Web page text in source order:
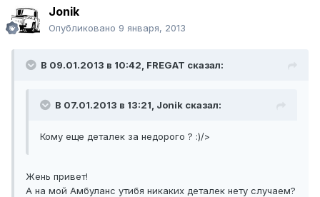
Jonik
Опубликовано 9 января, 2013
В 09.01.2013 в 10:42, FREGAT сказал:
В 07.01.2013 в 13:21, Jonik сказал:
Кому еще деталек за недорого ? :)/>
Жень привет!
А на мой Амбуланс утибя никаких деталек нету случаем?